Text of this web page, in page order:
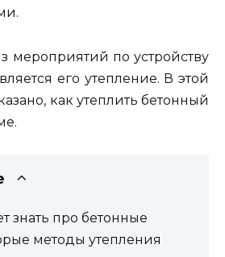
мероприятий по устройству
его утепление. В этой
как утеплить бетонный
знать про бетонные
методы утепления